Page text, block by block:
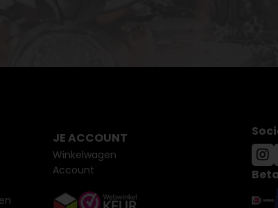
JE ACCOUNT
Winkelwagen
Account